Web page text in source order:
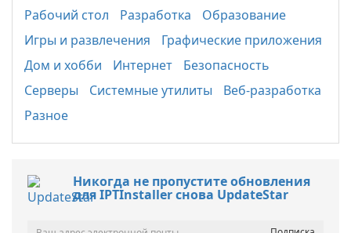
Рабочий стол
Разработка
Образование
Игры и развлечения
Графические приложения
Дом и хобби
Интернет
Безопасность
Серверы
Системные утилиты
Веб-разработка
Разное
Никогда не пропустите обновления
для IPTInstaller снова UpdateStar